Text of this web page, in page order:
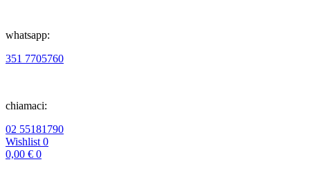
whatsapp:
351 7705760
chiamaci:
02 55181790
Wishlist 0
0,00 € 0